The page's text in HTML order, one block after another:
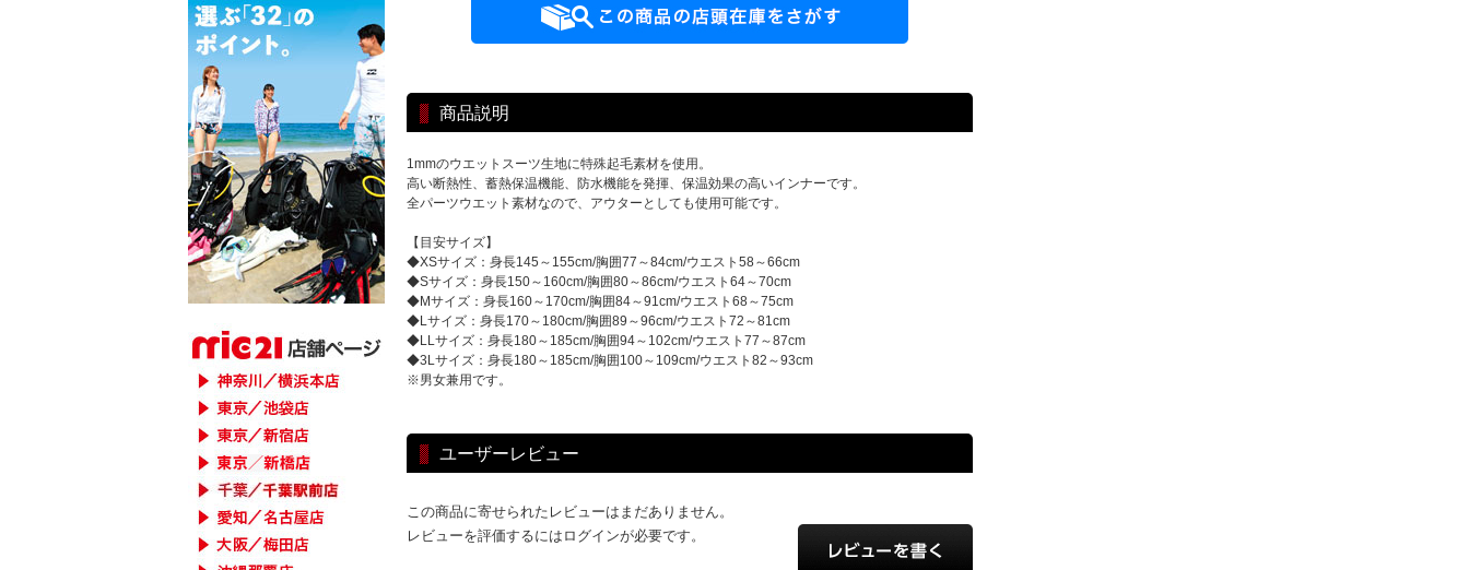
商品説明
1mmのウエットスーツ生地に特殊起毛素材を使用。
高い断熱性、蓄熱保温機能、防水機能を発揮、保温効果の高いインナーです。
全パーツウエット素材なので、アウターとしても使用可能です。
【目安サイズ】
◆XSサイズ：身長145～155cm/胸囲77～84cm/ウエスト58～66cm
◆Sサイズ：身長150～160cm/胸囲80～86cm/ウエスト64～70cm
◆Mサイズ：身長160～170cm/胸囲84～91cm/ウエスト68～75cm
◆Lサイズ：身長170～180cm/胸囲89～96cm/ウエスト72～81cm
◆LLサイズ：身長180～185cm/胸囲94～102cm/ウエスト77～87cm
◆3Lサイズ：身長180～185cm/胸囲100～109cm/ウエスト82～93cm
※男女兼用です。
ユーザーレビュー
この商品に寄せられたレビューはまだありません。
レビューを評価するにはログインが必要です。